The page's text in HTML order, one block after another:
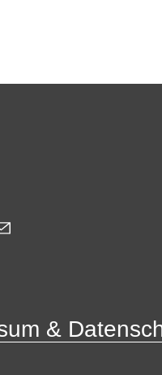
Email
&